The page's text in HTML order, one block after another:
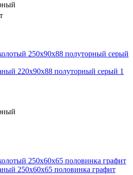
220х90х88 полуторный серый 1
250х60х65 половинка графит